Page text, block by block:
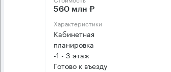
560 млн ₽
Характеристики
Кабинетная
планировка
-1 - 3 этаж
Готово к въезду